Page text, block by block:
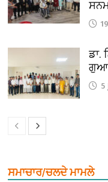
ਡਾ.
5
ਸਮਾਚਾਰ/ਚਲਦੇ ਮਾਮਲੇ